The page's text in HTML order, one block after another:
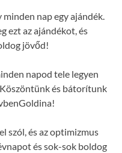
nap egy ajándék.
ezt az ajándékot, és
jövőd!
napod tele legyen
és bátorítunk
szól, és az optimizmus
és sok-sok boldog